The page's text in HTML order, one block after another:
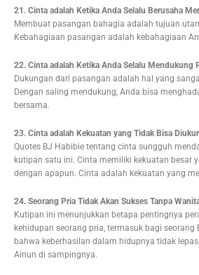
21. Cinta adalah Ketika Anda Selalu Berusaha
Membuat pasangan bahagia adalah tujuan
Kebahagiaan pasangan adalah kebahagiaan
22. Cinta adalah Ketika Anda Selalu Mendukung
Dukungan dari pasangan adalah hal yang
Dengan saling mendukung, Anda bisa
bersama.
23. Cinta adalah Kekuatan yang Tidak Bisa
Quotes BJ Habibie tentang cinta sungguh
kutipan satu ini. Cinta memiliki kekuatan besar
dengan apapun. Cinta adalah kekuatan yang
24. Seorang Pria Tidak Akan Sukses Tanpa
Kutipan ini menunjukkan betapa pentingnya
kehidupan seorang pria, termasuk bagi seorang
bahwa keberhasilan dalam hidupnya tidak
Ainun di sampingnya.